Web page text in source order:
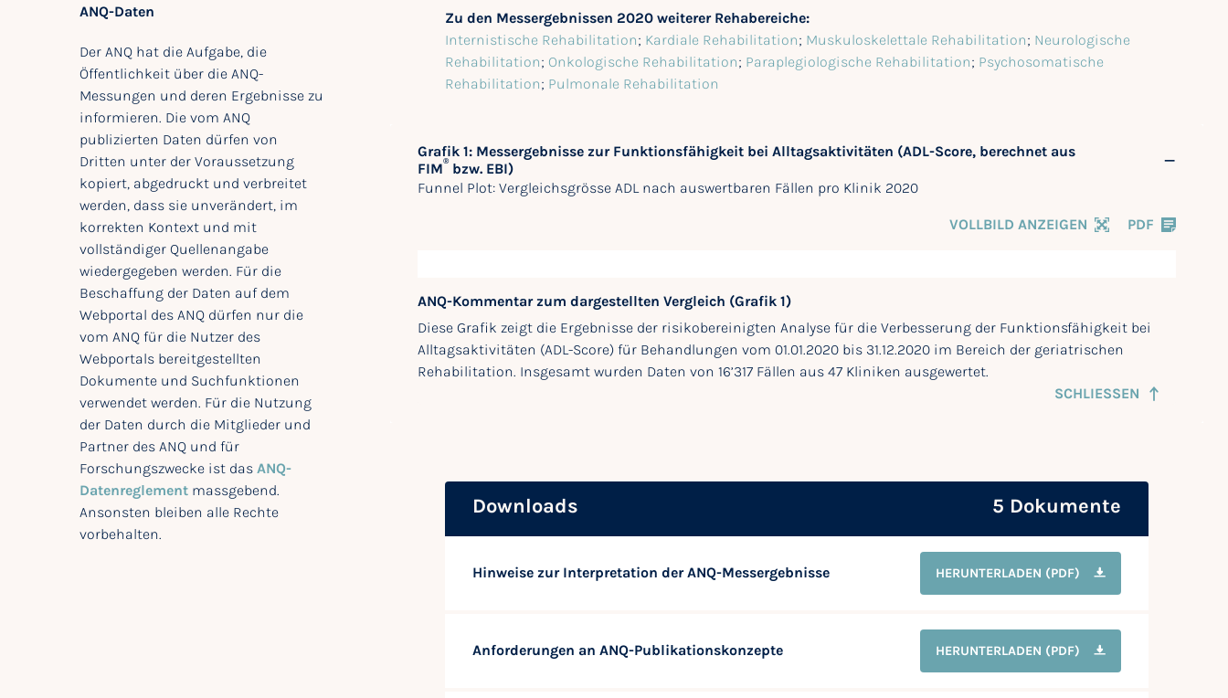
ANQ-Daten
Der ANQ hat die Aufgabe, die
Öffentlichkeit über die ANQ-
Messungen und deren Ergebnisse zu
informieren. Die vom ANQ
publizierten Daten dürfen von
Dritten unter der Voraussetzung
kopiert, abgedruckt und verbreitet
werden, dass sie unverändert, im
korrekten Kontext und mit
vollständiger Quellenangabe
wiedergegeben werden. Für die
Beschaffung der Daten auf dem
Webportal des ANQ dürfen nur die
vom ANQ für die Nutzer des
Webportals bereitgestellten
Dokumente und Suchfunktionen
verwendet werden. Für die Nutzung
der Daten durch die Mitglieder und
Partner des ANQ und für
Forschungszwecke ist das ANQ-
Datenreglement massgebend.
Ansonsten bleiben alle Rechte
vorbehalten.
Zu den Messergebnissen 2020 weiterer Rehabereiche:
Internistische Rehabilitation; Kardiale Rehabilitation; Muskuloskelettale Rehabilitation; Neurologische
Rehabilitation; Onkologische Rehabilitation; Paraplegiologische Rehabilitation; Psychosomatische
Rehabilitation; Pulmonale Rehabilitation
Grafik 1: Messergebnisse zur Funktionsfähigkeit bei Alltagsaktivitäten (ADL-Score, berechnet aus
FIM® bzw. EBI)
Funnel Plot: Vergleichsgrösse ADL nach auswertbaren Fällen pro Klinik 2020
VOLLBILD ANZEIGEN PDF
ANQ-Kommentar zum dargestellten Vergleich (Grafik 1)
Diese Grafik zeigt die Ergebnisse der risikobereinigten Analyse für die Verbesserung der Funktionsfähigkeit bei
Alltagsaktivitäten (ADL-Score) für Behandlungen vom 01.01.2020 bis 31.12.2020 im Bereich der geriatrischen
Rehabilitation. Insgesamt wurden Daten von 16’317 Fällen aus 47 Kliniken ausgewertet.
SCHLIESSEN
Downloads 5 Dokumente
Hinweise zur Interpretation der ANQ-Messergebnisse HERUNTERLADEN (PDF)
Anforderungen an ANQ-Publikationskonzepte HERUNTERLADEN (PDF)